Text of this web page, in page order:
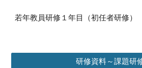
若年教員研修１年目（初任者研修
研修資料～課題研